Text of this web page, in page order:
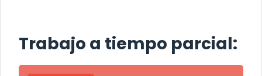
Trabajo a tiempo parcial: